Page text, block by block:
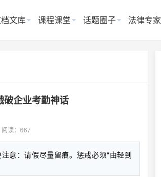
文库 课程课堂 话题圈子 法律专家
破企业考勤神话
阅读：667
意：请假尽量留痕。惩戒必须“由轻到